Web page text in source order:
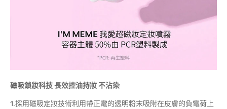
磁吸鎖妝科技長效控油持妝不沾染
1.採用磁吸定妝技術利用帶正電的透明粉末吸附在皮膚的負電荷上